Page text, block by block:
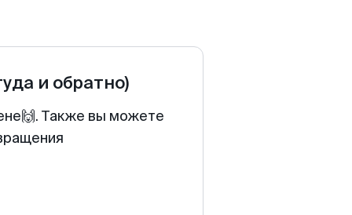
и обратно)
Также вы можете